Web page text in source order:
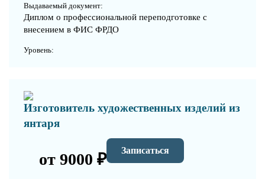
Выдаваемый документ:
Диплом о профессиональной переподготовке с
внесением в ФИС ФРДО
Уровень:
Изготовитель художественных изделий из
янтаря
от 9000 ₽ Записаться